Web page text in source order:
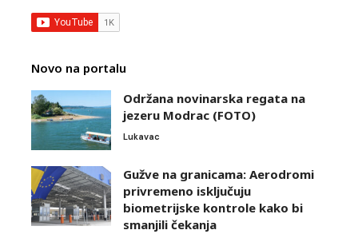
Novo na portalu
Održana novinarska regata na
jezeru Modrac (FOTO)
Lukavac
Gužve na granicama: Aerodromi
privremeno isključuju
biometrijske kontrole kako bi
smanjili čekanja